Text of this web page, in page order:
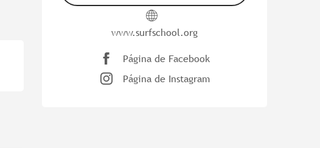
www.surfschool.org
Página de Facebook
Página de Instagram